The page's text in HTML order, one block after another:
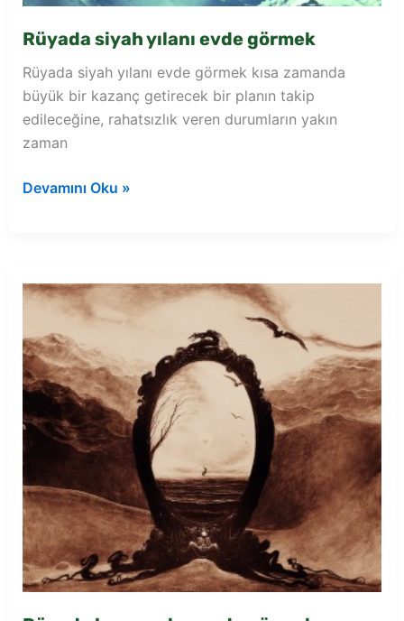
Rüyada siyah yılanı evde görmek
Rüyada siyah yılanı evde görmek kısa zamanda
büyük bir kazanç getirecek bir planın takip
edileceğine, rahatsızlık veren durumların yakın
zaman
Rüyada
görmek
Devamını Oku »